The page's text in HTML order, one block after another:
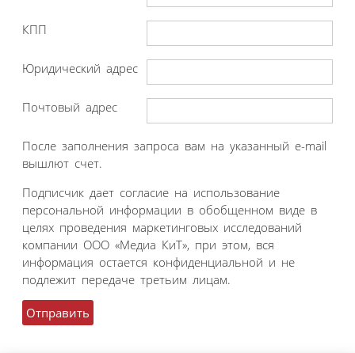
КПП
Юридический адрес
Почтовый адрес
После заполнения запроса вам на указанный e-mail
вышлют счет.
Подписчик дает согласие на использование
персональной информации в обобщенном виде в
целях проведения маркетинговых исследований
компании ООО «Медиа КиТ», при этом, вся
информация остается конфиденциальной и не
подлежит передаче третьим лицам.